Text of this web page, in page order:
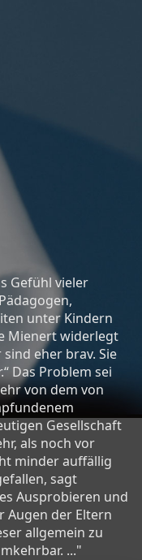
Gefühl vieler
unter Kindern
Mienert widerlegt
eher brav. Sie
Das Problem sei
von dem von
Gesellschaft
als noch vor
minder auffällig
sagt
Ausprobieren und
Augen der Eltern
allgemein zu
..."